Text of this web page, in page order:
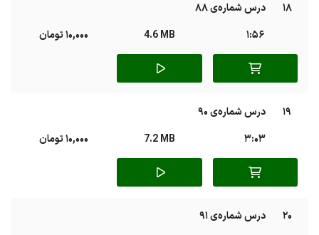
18
درس شماره‌ی 88
1:56
4.6 MB 10,000 تومان
19
درس شماره‌ی 90
3:03
7.2 MB 10,000 تومان
20
درس شماره‌ی 91